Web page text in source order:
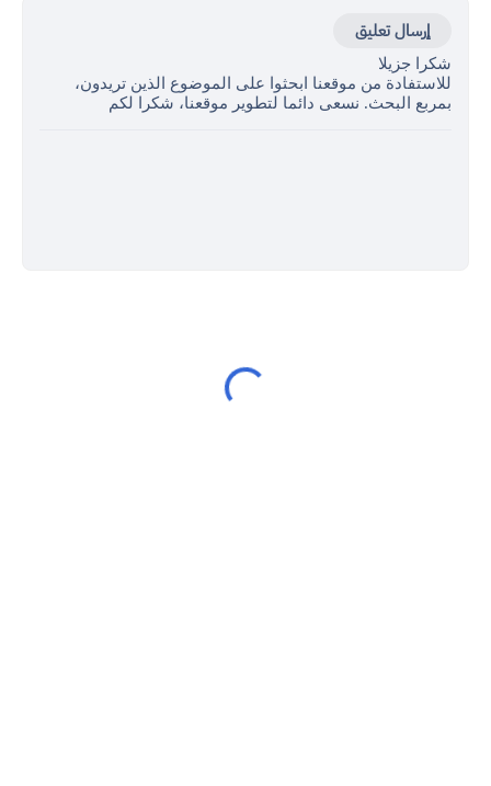
إرسال تعليق
شكرا جزيلا
للاستفادة من موقعنا ابحثوا على الموضوع الذين تريدون،
بمربع البحث. نسعى دائما لتطوير موقعنا، شكرا لكم